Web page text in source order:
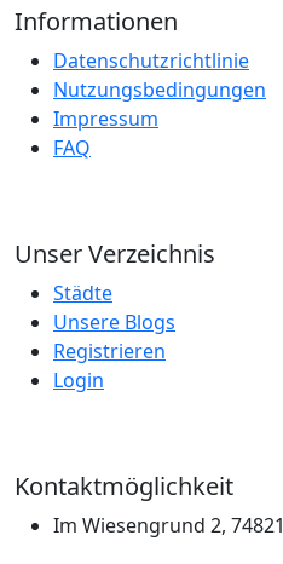
Informationen
Datenschutzrichtlinie
Nutzungsbedingungen
Impressum
FAQ
Unser Verzeichnis
Städte
Unsere Blogs
Registrieren
Login
Kontaktmöglichkeit
Im Wiesengrund 2,